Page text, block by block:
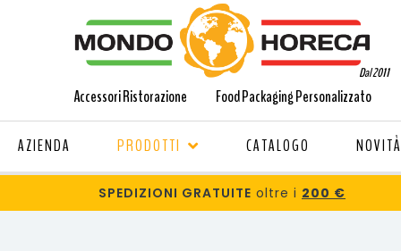
Dal 2011
Accessori Ristorazione Food Packaging Personalizzato
AZIENDA PRODOTTI CATALOGO NOVITÀ
SPEDIZIONI GRATUITE oltre i 200 €